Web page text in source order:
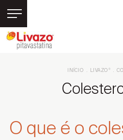
Colesterol ldl
INÍCIO LIVAZO ®
O que é o